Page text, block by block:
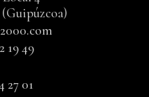
19 49
27 01